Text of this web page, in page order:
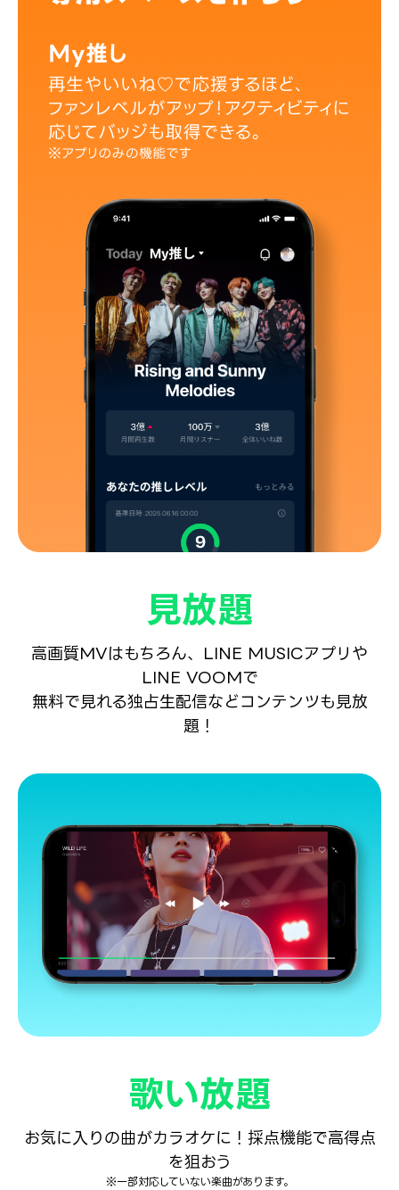
見放題
高画質MVはもちろん、LINE MUSICアプリや
LINE VOOMで
無料で見れる独占生配信などコンテンツも見放
題！
歌い放題
お気に入りの曲がカラオケに！採点機能で高得点
を狙おう
※一部対応していない楽曲があります。